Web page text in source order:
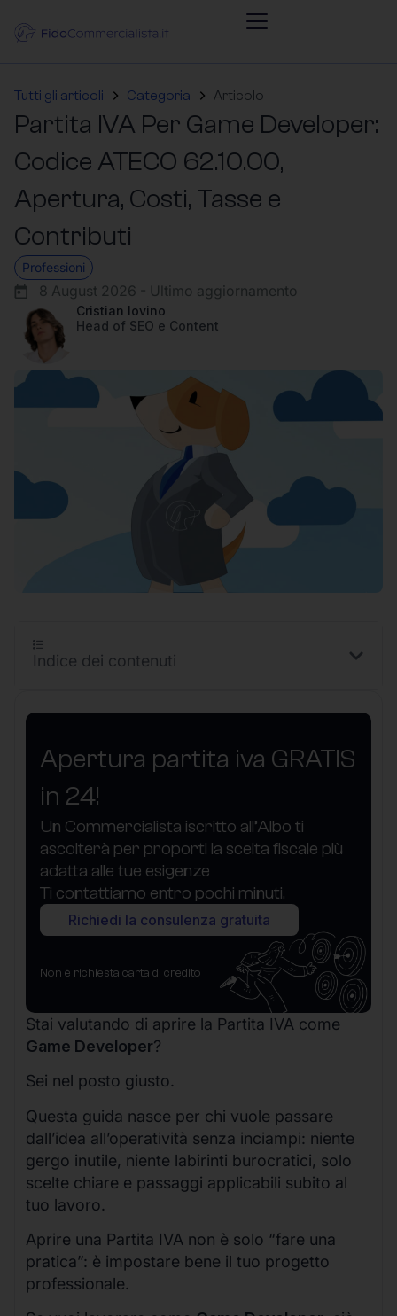
Tutti gli articoli Categoria Articolo
Partita IVA Per Game Developer:
Codice ATECO 62.10.00,
Apertura, Costi, Tasse e
Contributi
Professioni
8 August 2026 - Ultimo aggiornamento
Cristian Iovino
Head of SEO e Content
Apertura partita iva GRATIS
in 24!
Un Commercialista iscritto all’Albo ti
ascolterà per proporti la scelta fiscale più
adatta alle tue esigenze
Ti contattiamo entro pochi minuti.
Richiedi la consulenza gratuita
Non è richiesta carta di credito
Stai valutando di aprire la Partita IVA come
Game Developer?
Sei nel posto giusto.
Questa guida nasce per chi vuole passare
dall’idea all’operatività senza inciampi: niente
gergo inutile, niente labirinti burocratici, solo
scelte chiare e passaggi applicabili subito al
tuo lavoro.
Aprire una Partita IVA non è solo “fare una
pratica”: è impostare bene il tuo progetto
professionale.
Indice dei contenuti